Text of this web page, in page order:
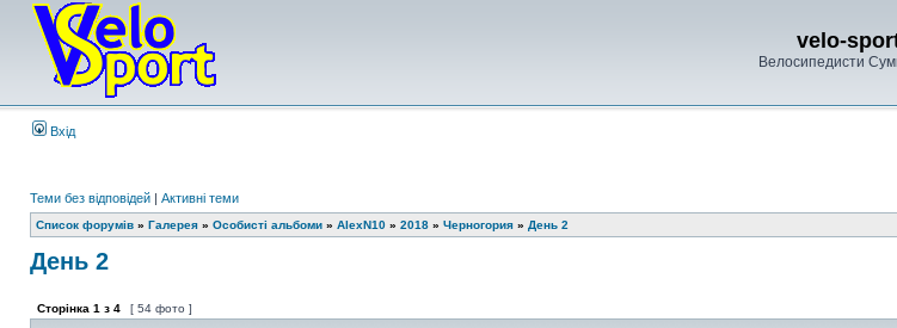
velo-
Велосипедисти
Вхід
Теми без відповідей | Активні теми
Список форумів » Галерея » Особисті альбоми » AlexN10 » 2018 » Черногория » День 2
День 2
Сторінка 1 з 4 [ 54 фото ]